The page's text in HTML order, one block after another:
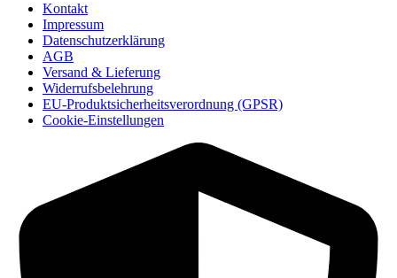
Kontakt
Impressum
Datenschutzerklärung
AGB
Versand & Lieferung
Widerrufsbelehrung
EU-Produktsicherheitsverordnung (GPSR)
Cookie-Einstellungen